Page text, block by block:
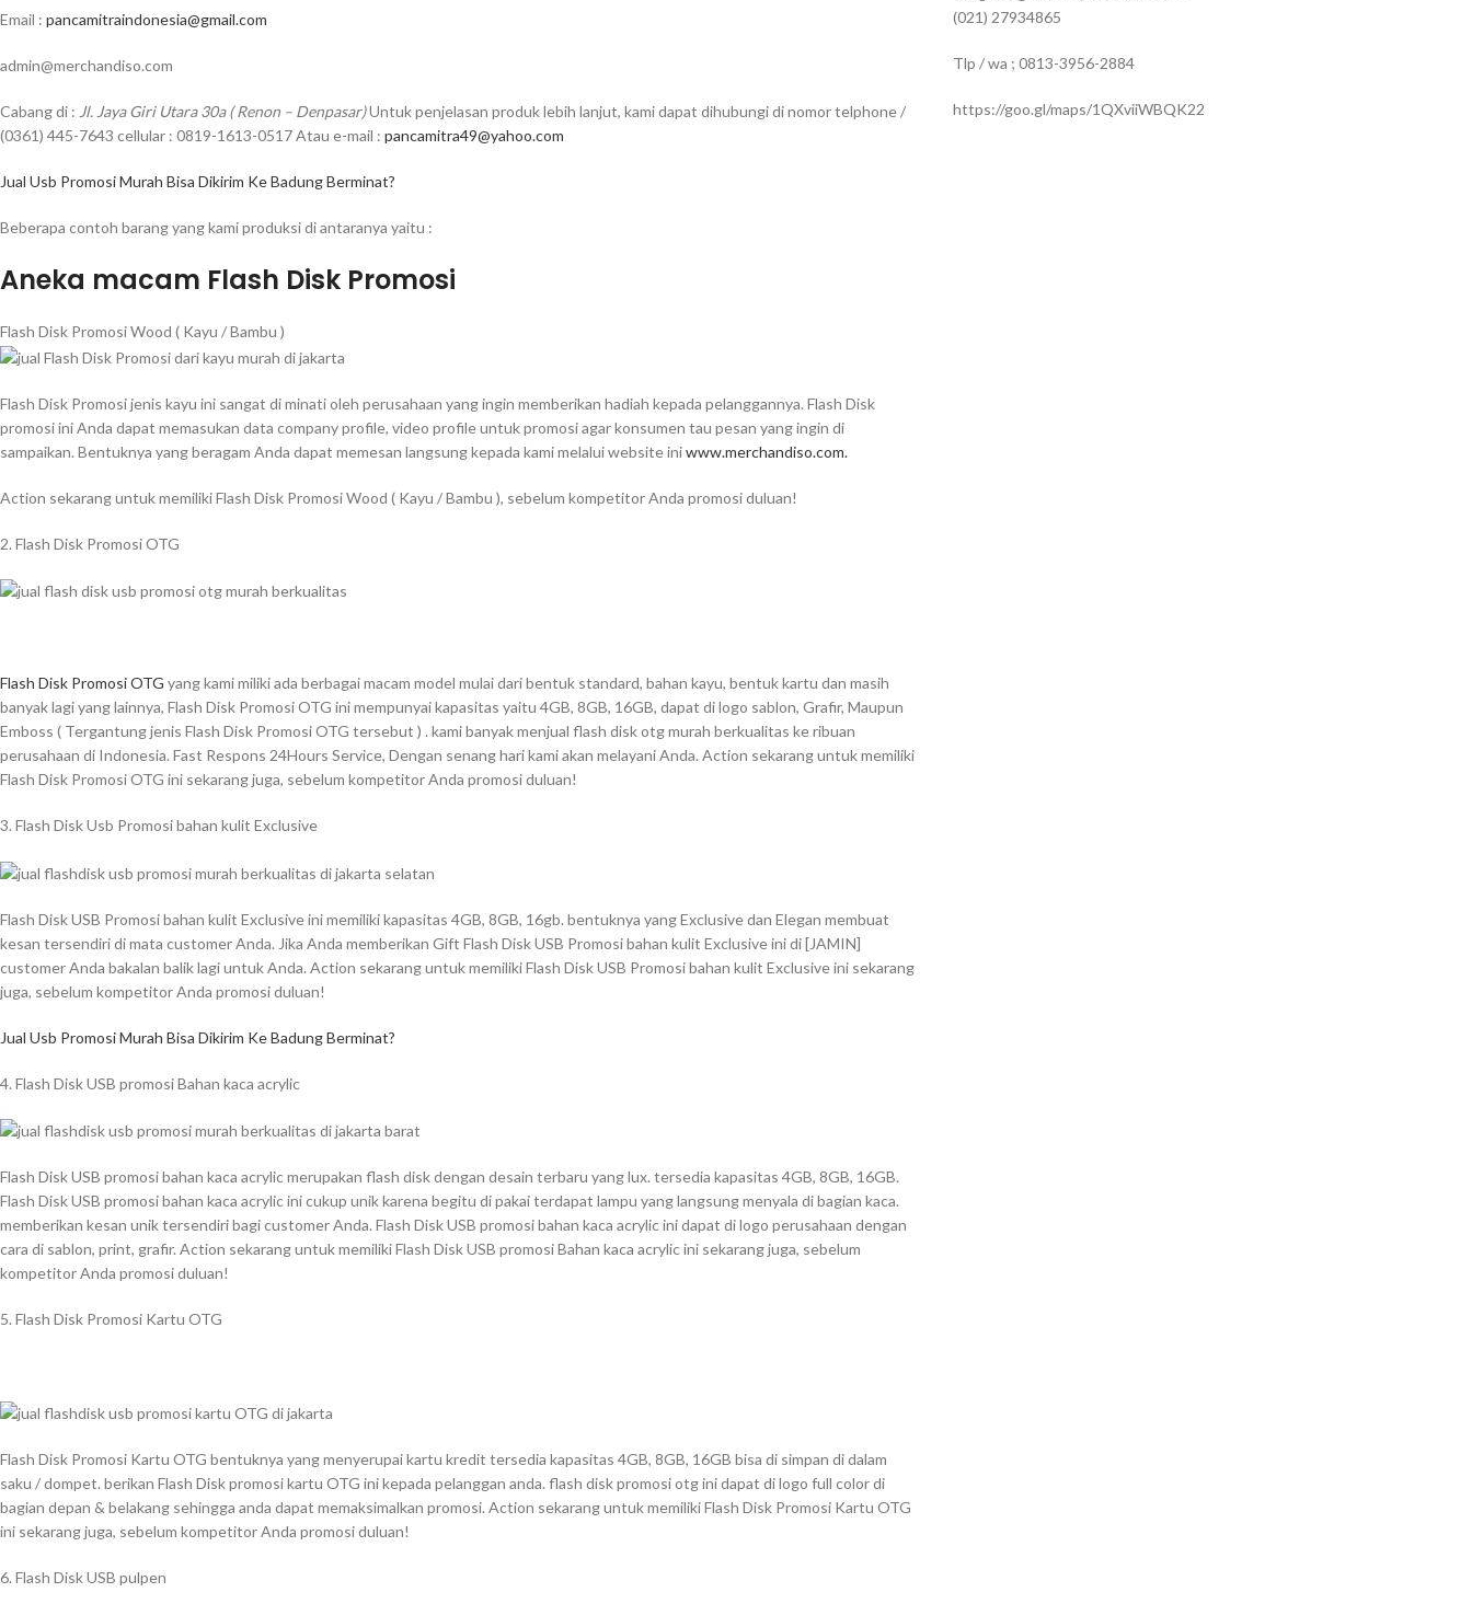
Email : pancamitraindonesia@gmail.com
admin@merchandiso.com
Cabang di : Jl. Jaya Giri Utara 30a ( Renon – Denpasar)Untuk penjelasan produk lebih lanjut, kami dapat dihubungi di nomor telphone /
(0361) 445-7643 cellular : 0819-1613-0517 Atau e-mail : pancamitra49@yahoo.com
Jual Usb Promosi Murah Bisa Dikirim Ke Badung Berminat?
Beberapa contoh barang yang kami produksi di antaranya yaitu :
Aneka macam Flash Disk Promosi
Flash Disk Promosi Wood ( Kayu / Bambu )
Flash Disk Promosi jenis kayu ini sangat di minati oleh perusahaan yang ingin memberikan hadiah kepada pelanggannya. Flash Disk
promosi ini Anda dapat memasukan data company profile, video profile untuk promosi agar konsumen tau pesan yang ingin di
sampaikan. Bentuknya yang beragam Anda dapat memesan langsung kepada kami melalui website iniwww.merchandiso.com.
Action sekarang untuk memiliki Flash Disk Promosi Wood ( Kayu / Bambu ), sebelum kompetitor Anda promosi duluan!
2. Flash Disk Promosi OTG
Flash Disk Promosi OTG yang kami miliki ada berbagai macam model mulai dari bentuk standard, bahan kayu, bentuk kartu dan masih
banyak lagi yang lainnya, Flash Disk Promosi OTG ini mempunyai kapasitas yaitu 4GB, 8GB, 16GB, dapat di logo sablon, Grafir, Maupun
Emboss ( Tergantung jenis Flash Disk Promosi OTG tersebut ) . kami banyak menjual flash disk otg murah berkualitas ke ribuan
perusahaan di Indonesia. Fast Respons 24Hours Service, Dengan senang hari kami akan melayani Anda. Action sekarang untuk memiliki
Flash Disk Promosi OTG ini sekarang juga, sebelum kompetitor Anda promosi duluan!
3. Flash Disk Usb Promosi bahan kulit Exclusive
Flash Disk USB Promosi bahan kulit Exclusive ini memiliki kapasitas 4GB, 8GB, 16gb. bentuknya yang Exclusive dan Elegan membuat
kesan tersendiri di mata customer Anda. Jika Anda memberikan Gift Flash Disk USB Promosi bahan kulit Exclusive ini di [JAMIN]
customer Anda bakalan balik lagi untuk Anda. Action sekarang untuk memiliki Flash Disk USB Promosi bahan kulit Exclusive ini sekarang
juga, sebelum kompetitor Anda promosi duluan!
Jual Usb Promosi Murah Bisa Dikirim Ke Badung Berminat?
4. Flash Disk USB promosi Bahan kaca acrylic
Flash Disk USB promosi bahan kaca acrylic merupakan flash disk dengan desain terbaru yang lux. tersedia kapasitas 4GB, 8GB, 16GB.
Flash Disk USB promosi bahan kaca acrylic ini cukup unik karena begitu di pakai terdapat lampu yang langsung menyala di bagian kaca.
memberikan kesan unik tersendiri bagi customer Anda. Flash Disk USB promosi bahan kaca acrylic ini dapat di logo perusahaan dengan
cara di sablon, print, grafir. Action sekarang untuk memiliki Flash Disk USB promosi Bahan kaca acrylic ini sekarang juga, sebelum
kompetitor Anda promosi duluan!
5. Flash Disk Promosi Kartu OTG
Flash Disk Promosi Kartu OTG bentuknya yang menyerupai kartu kredit tersedia kapasitas 4GB, 8GB, 16GB bisa di simpan di dalam
saku / dompet. berikan Flash Disk promosi kartu OTG ini kepada pelanggan anda. flash disk promosi otg ini dapat di logo full color di
bagian depan & belakang sehingga anda dapat memaksimalkan promosi. Action sekarang untuk memiliki Flash Disk Promosi Kartu OTG
ini sekarang juga, sebelum kompetitor Anda promosi duluan!
6. Flash Disk USB pulpen
(021) 27934865
Tlp / wa ; 0813-3956-2884
https://goo.gl/maps/1QXviiWBQK22